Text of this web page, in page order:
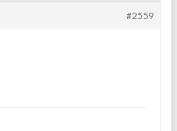
#2559